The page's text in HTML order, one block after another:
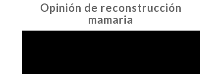
Opinión de reconstrucción
mamaria